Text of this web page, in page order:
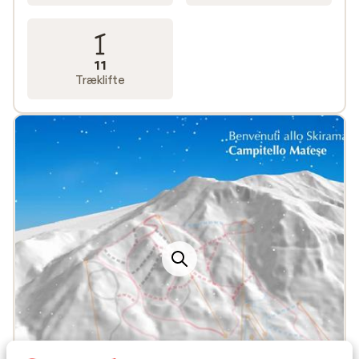
11
Træklifte